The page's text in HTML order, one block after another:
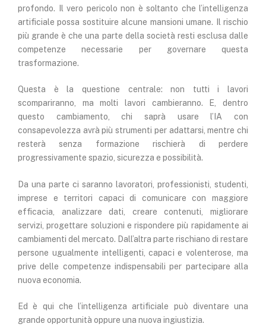
profondo. Il vero pericolo non è soltanto che l’intelligenza
artificiale possa sostituire alcune mansioni umane. Il rischio
più grande è che una parte della società resti esclusa dalle
competenze necessarie per governare questa
trasformazione.
Questa è la questione centrale: non tutti i lavori
scompariranno, ma molti lavori cambieranno. E, dentro
questo cambiamento, chi saprà usare l’IA con
consapevolezza avrà più strumenti per adattarsi, mentre chi
resterà senza formazione rischierà di perdere
progressivamente spazio, sicurezza e possibilità.
Da una parte ci saranno lavoratori, professionisti, studenti,
imprese e territori capaci di comunicare con maggiore
efficacia, analizzare dati, creare contenuti, migliorare
servizi, progettare soluzioni e rispondere più rapidamente ai
cambiamenti del mercato. Dall’altra parte rischiano di restare
persone ugualmente intelligenti, capaci e volenterose, ma
prive delle competenze indispensabili per partecipare alla
nuova economia.
Ed è qui che l’intelligenza artificiale può diventare una
grande opportunità oppure una nuova ingiustizia.